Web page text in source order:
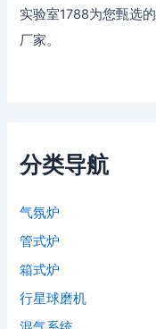
实验室1788为您甄选
厂家。
分类导航
气氛炉
管式炉
箱式炉
行星球磨机